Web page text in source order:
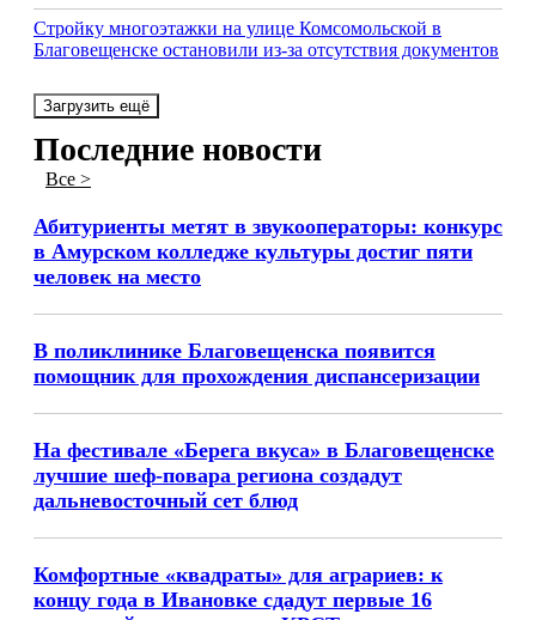
Стройку многоэтажки на улице Комсомольской в
Благовещенске остановили из-за отсутствия документов
Загрузить ещё
Последние новости
Все >
Абитуриенты метят в звукооператоры: конкурс
в Амурском колледже культуры достиг пяти
человек на место
В поликлинике Благовещенска появится
помощник для прохождения диспансеризации
На фестивале «Берега вкуса» в Благовещенске
лучшие шеф-повара региона создадут
дальневосточный сет блюд
Комфортные «квадраты» для аграриев: к
концу года в Ивановке сдадут первые 16